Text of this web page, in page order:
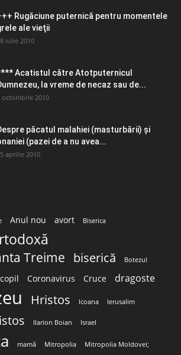
Rugăciune puternică pentru momentele
ale vieţii
iulie 2010
Acatistul către Atotputernicul
la vreme de necaz sau de...
octombrie 2010
păcatul malahiei (masturbării) şi
(pazei de a nu avea...
aprilie 2010
Anul nou avort Biserica
Treime biserică Botezul
copil Coronavirus Cruce dragoste
Hristos Icoana Ierusalim
Ilarion Boian Israel
mamă Mitropolia Mitropolia Moldovei;